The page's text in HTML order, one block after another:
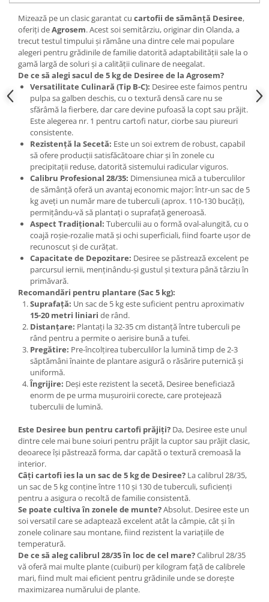
Ingrasaminte plante - CUTIE / KG
Ingrasaminte plante - ECOLOGICE
Ingrasaminte plante - FLORI
Ingrasaminte plante - FLORI - GEL
Casa, Gradina
Accesorii agricole
Accesorii gard electric
Accesorii irigat
Araci/ Suporti plante
Candele / Rezerve / Lumanari
Carabine/ carlige
Diverse casa si gradina
Diverse depozitare
Echipament protectie gradina
Fir/Ata de legat
Foarfeci
Furtun / banda / tub
Motofierastrau / Drujba
Pila motofierastrau / drujba
Plantator
Plasa de umbrire
Plase plante
Pompa de apa curata/murdara
Pompa de stropit
Raticide
Saci
Spray si intretinere
Vinificatie
Lichidare STOC
Produse Bricolaj
Acumulatori si Incarcatoare
Baros / Ciocan / Topor
Burghie
Mizează pe un clasic garantat cu cartofii de sămânță Desiree,
oferiți deAgrosem. Acest soi semitârziu, originar din Olanda, a
trecut testul timpului și rămâne una dintre cele mai populare
alegeri pentru grădinile de familie datorită adaptabilității sale la o
gamă largă de soluri și a calității culinare de neegalat.
De ce să alegi sacul de 5 kg de Desiree de la Agrosem?
Versatilitate Culinară (Tip B-C): Desiree este faimos pentru
pulpa sa galben deschis, cu o textură densă care nu se
sfărâmă la fierbere, dar care devine pufoasă la copt sau prăjit.
Este alegerea nr. 1 pentru cartofi natur, ciorbe sau piureuri
consistente.
Rezistență la Secetă: Este un soi extrem de robust, capabil
să ofere producții satisfăcătoare chiar și în zonele cu
precipitații reduse, datorită sistemului radicular viguros.
Calibru Profesional 28/35: Dimensiunea mică a tuberculilor
de sămânță oferă un avantaj economic major: într-un sac de 5
kg aveți un număr mare de tuberculi (aprox. 110-130 bucăți),
permițându-vă să plantați o suprafață generoasă.
Aspect Tradițional: Tuberculii au o formă oval-alungită, cu o
coajă roșie-rozalie mată și ochi superficiali, fiind foarte ușor de
recunoscut și de curățat.
Capacitate de Depozitare: Desiree se păstrează excelent pe
parcursul iernii, menținându-și gustul și textura până târziu în
primăvară.
Recomandări pentru plantare (Sac 5 kg):
Suprafață: Un sac de 5 kg este suficient pentru aproximativ
15-20 metri liniari de rând.
Distanțare: Plantați la 32-35 cm distanță între tuberculi pe
rând pentru a permite o aerisire bună a tufei.
Pregătire: Pre-încolțirea tuberculilor la lumină timp de 2-3
săptămâni înainte de plantare asigură o răsărire puternică și
uniformă.
Îngrijire: Deși este rezistent la secetă, Desiree beneficiază
enorm de pe urma mușuroirii corecte, care protejează
tuberculii de lumină.
Este Desiree bun pentru cartofi prăjiți? Da, Desiree este unul
dintre cele mai bune soiuri pentru prăjit la cuptor sau prăjit clasic,
deoarece își păstrează forma, dar capătă o textură cremoasă la
interior.
Câți cartofi ies la un sac de 5 kg de Desiree? La calibrul 28/35,
un sac de 5 kg conține între 110 și 130 de tuberculi, suficienți
pentru a asigura o recoltă de familie consistentă.
Se poate cultiva în zonele de munte?Absolut. Desiree este un
soi versatil care se adaptează excelent atât la câmpie, cât și în
zonele colinare sau montane, fiind rezistent la variațiile de
temperatură.
De ce să aleg calibrul 28/35 în loc de cel mare?Calibrul 28/35
vă oferă mai multe plante (cuiburi) per kilogram față de calibrele
mari, fiind mult mai eficient pentru grădinile unde se dorește
maximizarea numărului de plante.